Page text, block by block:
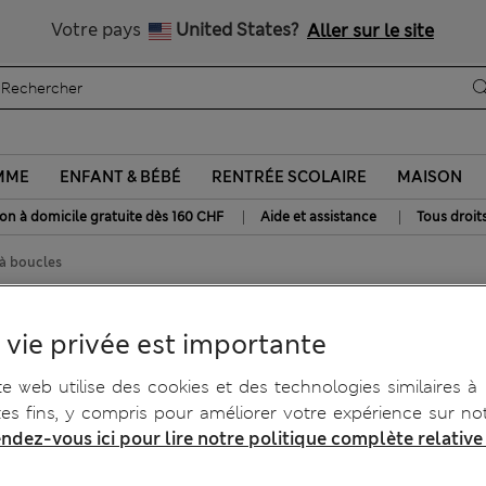
Votre pays United States? Aller sur le site
ENFANT & BÉBÉ RENTRÉE SCOLAIRE MAISON
à domicile gratuite dès 160 CHF | Aide et assistance | Tous
boucles
à boucles
vie privée est importante
web utilise des cookies et des technologies similaires à
fins, y compris pour améliorer votre expérience sur
vous ici pour lire notre politique complète relative